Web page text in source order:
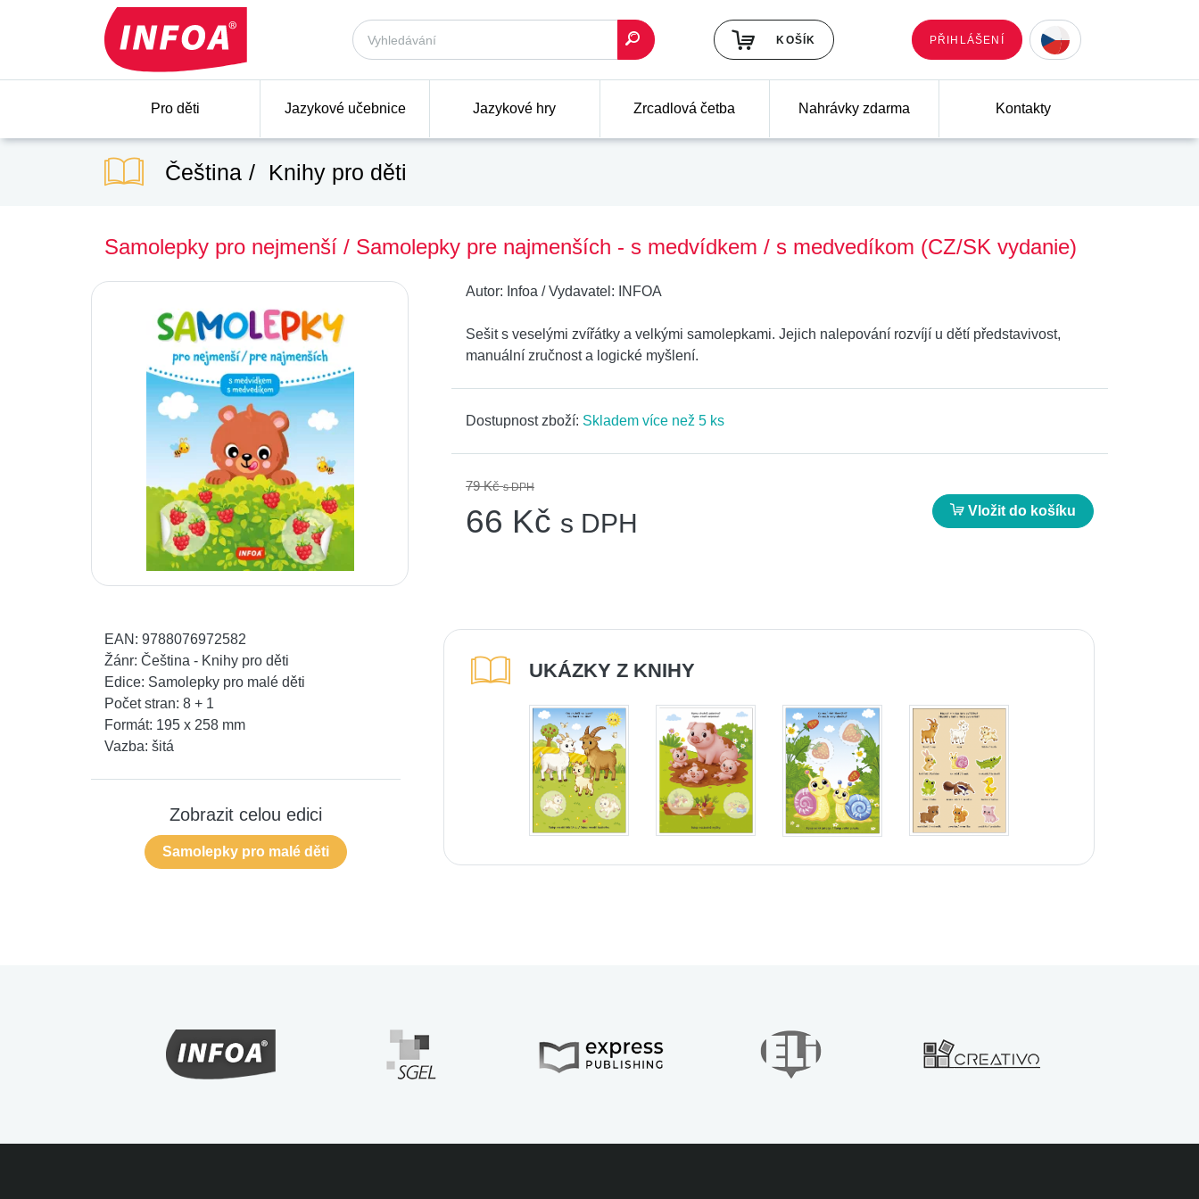
KOŠÍK PŘIHLÁŠENÍ
Pro děti Jazykové učebnice Jazykové hry Zrcadlová četba Nahrávky zdarma Kontakty
Čeština Knihy pro děti
Samolepky pro nejmenší / Samolepky pre najmenších - s medvídkem / s medvedíkom (CZ/SK vydanie)
Autor: Infoa /Vydavatel: INFOA
Sešit s veselými zvířátky a velkými samolepkami. Jejich nalepování rozvíjí u dětí představivost,
manuální zručnost a logické myšlení.
Dostupnost zboží: Skladem více než 5 ks
79 Kčs DPH
66 Kč s DPH Vložit do košíku
EAN: 9788076972582
Žánr: Čeština - Knihy pro děti
Edice: Samolepky pro malé děti
Počet stran: 8 + 1
Formát: 195 x 258 mm
Vazba: šitá
Zobrazit celou edici
Samolepky pro malé děti
UKÁZKY Z KNIHY